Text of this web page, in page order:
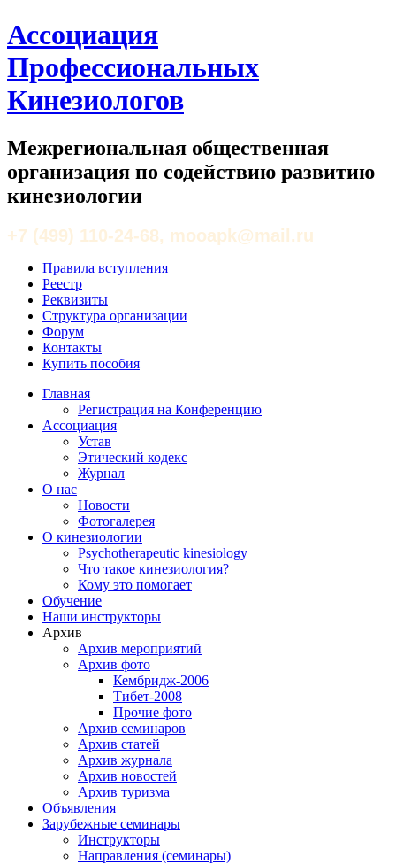
Ассоциация
Профессиональных
Кинезиологов
Межрегиональная общественная
организация по содействию развитию
кинезиологии
+7 (499) 110-24-68, mooapk@mail.ru
Правила вступления
Реестр
Реквизиты
Структура организации
Форум
Контакты
Купить пособия
Главная
Регистрация на Конференцию
Ассоциация
Устав
Этический кодекс
Журнал
О нас
Новости
Фотогалерея
О кинезиологии
Psychotherapeutic kinesiology
Что такое кинезиология?
Кому это помогает
Обучение
Наши инструкторы
Архив
Архив мероприятий
Архив фото
Кембридж-2006
Тибет-2008
Прочие фото
Архив семинаров
Архив статей
Архив журнала
Архив новостей
Архив туризма
Объявления
Зарубежные семинары
Инструкторы
Направления (семинары)